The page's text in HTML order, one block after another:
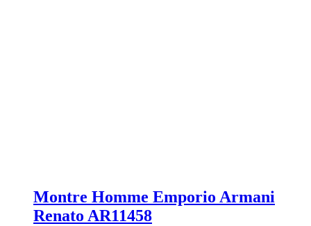
Montre Homme Emporio Armani
Renato AR11458